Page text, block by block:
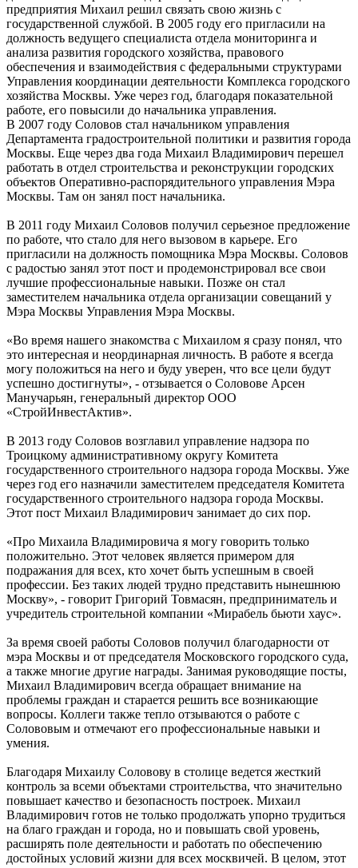
предприятия Михаил решил связать свою жизнь с
государственной службой. В 2005 году его пригласили на
должность ведущего специалиста отдела мониторинга и
анализа развития городского хозяйства, правового
обеспечения и взаимодействия с федеральными структурами
Управления координации деятельности Комплекса городского
хозяйства Москвы. Уже через год, благодаря показательной
работе, его повысили до начальника управления.
В 2007 году Соловов стал начальником управления
Департамента градостроительной политики и развития города
Москвы. Еще через два года Михаил Владимирович перешел
работать в отдел строительства и реконструкции городских
объектов Оперативно-распорядительного управления Мэра
Москвы. Там он занял пост начальника.
В 2011 году Михаил Соловов получил серьезное предложение
по работе, что стало для него вызовом в карьере. Его
пригласили на должность помощника Мэра Москвы. Соловов
с радостью занял этот пост и продемонстрировал все свои
лучшие профессиональные навыки. Позже он стал
заместителем начальника отдела организации совещаний у
Мэра Москвы Управления Мэра Москвы.
«Во время нашего знакомства с Михаилом я сразу понял, что
это интересная и неординарная личность. В работе я всегда
могу положиться на него и буду уверен, что все цели будут
успешно достигнуты», - отзывается о Соловове Арсен
Манучарьян, генеральный директор ООО
«СтройИнвестАктив».
В 2013 году Соловов возглавил управление надзора по
Троицкому административному округу Комитета
государственного строительного надзора города Москвы. Уже
через год его назначили заместителем председателя Комитета
государственного строительного надзора города Москвы.
Этот пост Михаил Владимирович занимает до сих пор.
«Про Михаила Владимировича я могу говорить только
положительно. Этот человек является примером для
подражания для всех, кто хочет быть успешным в своей
профессии. Без таких людей трудно представить нынешнюю
Москву», - говорит Григорий Товмасян, предприниматель и
учредитель строительной компании «Мирабель бьюти хаус».
За время своей работы Соловов получил благодарности от
мэра Москвы и от председателя Московского городского суда,
а также многие другие награды. Занимая руководящие посты,
Михаил Владимирович всегда обращает внимание на
проблемы граждан и старается решить все возникающие
вопросы. Коллеги также тепло отзываются о работе с
Солововым и отмечают его профессиональные навыки и
умения.
Благодаря Михаилу Соловову в столице ведется жесткий
контроль за всеми объектами строительства, что значительно
повышает качество и безопасность построек. Михаил
Владимирович готов не только продолжать упорно трудиться
на благо граждан и города, но и повышать свой уровень,
расширять поле деятельности и работать по обеспечению
достойных условий жизни для всех москвичей. В целом, этот